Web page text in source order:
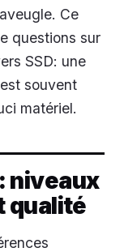
Ce
questions sur
SSD: une
souvent
matériel.
niveaux
qualité